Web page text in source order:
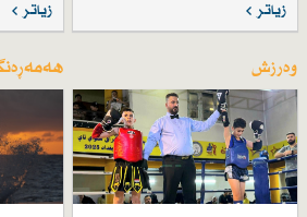
زیاتر زیاتر
وەرزش